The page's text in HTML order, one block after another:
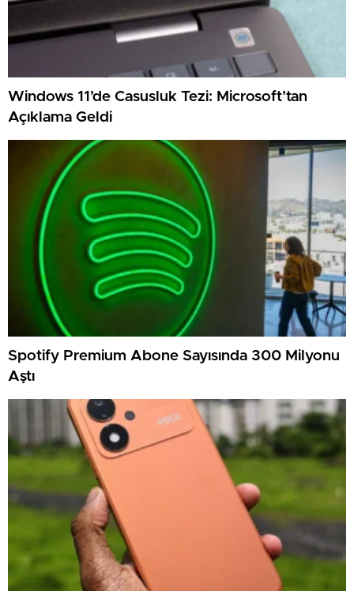
Windows 11’de Casusluk Tezi: Microsoft’tan
Açıklama Geldi
Spotify Premium Abone Sayısında 300 Milyonu
Aştı